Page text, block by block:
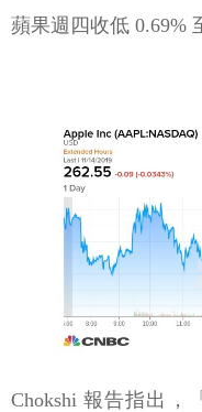
蘋果週四收低 0.69%
Chokshi 報告指出，